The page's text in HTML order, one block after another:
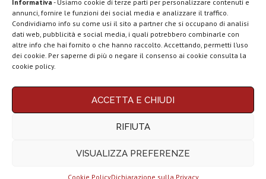
Informativa - Usiamo cookie di terze parti per personalizzare contenuti e
annunci, fornire le funzioni dei social media e analizzare il traffico.
Condividiamo info su come usi il sito a partner che si occupano di analisi
dati web, pubblicità e social media, i quali potrebbero combinarle con
altre info che hai fornito o che hanno raccolto. Accettando, permetti l’uso
dei cookie. Per saperne di più o negare il consenso ai cookie consulta la
cookie policy.
ACCETTA E CHIUDI
RIFIUTA
VISUALIZZA PREFERENZE
Cookie PolicyDichiarazione sulla Privacy
Chi siamo Contatti Disclaimer Privacy policy
Questo blog non rappresenta una testata giornalistica in quanto viene aggiornato
Affiliazione Amazon EU, un programma che eroga ai siti una commissione
Tech4Dummies riceve un guadagno dagli acquisti idonei.
LEGGI ANCHE
Google lancia
Search Live con
Rassegna stampa
Business e la
dei...